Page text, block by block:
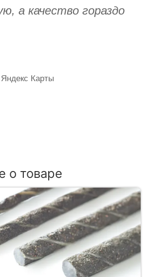
а качество гораздо
Яндекс Карты
о товаре